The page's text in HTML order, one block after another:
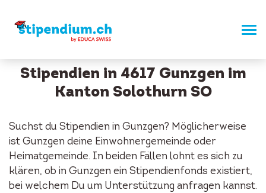
Stipendien in 4617 Gunzgen im
Kanton Solothurn SO
Suchst du Stipendien in Gunzgen? Möglicherweise
ist Gunzgen deine Einwohnergemeinde oder
Heimatgemeinde. In beiden Fällen lohnt es sich zu
klären, ob in Gunzgen ein Stipendienfonds existiert,
bei welchem Du um Unterstützung anfragen kannst.